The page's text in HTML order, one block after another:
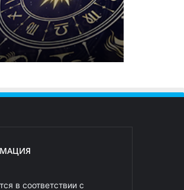
в соответствии с